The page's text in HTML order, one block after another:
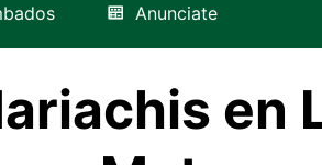
Anunciate
en